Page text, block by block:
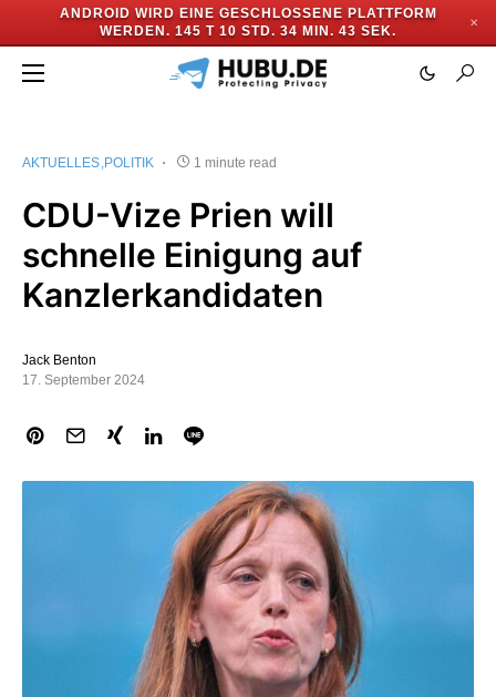
ANDROID WIRD EINE GESCHLOSSENE PLATTFORM
WERDEN. 145 T 10 STD. 34 MIN. 43 SEK.
✕
AKTUELLES POLITIK 1 minute read
CDU-Vize Prien will
schnelle Einigung auf
Kanzlerkandidaten
Jack Benton
17. September 2024